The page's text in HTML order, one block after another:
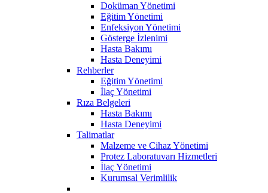
Doküman Yönetimi
Eğitim Yönetimi
Enfeksiyon Yönetimi
Gösterge İzlenimi
Hasta Bakımı
Hasta Deneyimi
Rehberler
Eğitim Yönetimi
İlaç Yönetimi
Rıza Belgeleri
Hasta Bakımı
Hasta Deneyimi
Talimatlar
Malzeme ve Cihaz Yönetimi
Protez Laboratuvarı Hizmetleri
İlaç Yönetimi
Kurumsal Verimlilik